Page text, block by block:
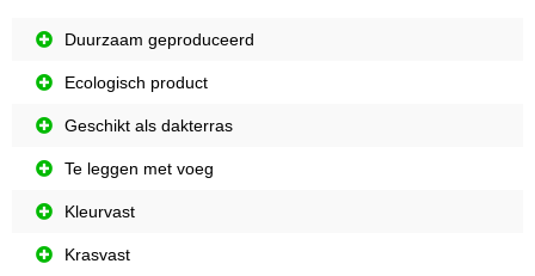
Duurzaam geproduceerd
Ecologisch product
Geschikt als dakterras
Te leggen met voeg
Kleurvast
Krasvast